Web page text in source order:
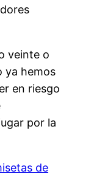
veinte o
ya hemos
en riesgo
por la
de